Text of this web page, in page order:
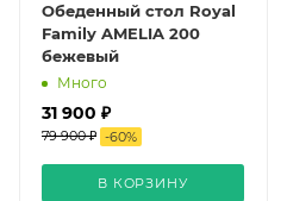
Обеденный стол Royal
Family AMELIA 200
бежевый
Много
31 900 ₽
79 900 ₽ -60%
В КОРЗИНУ